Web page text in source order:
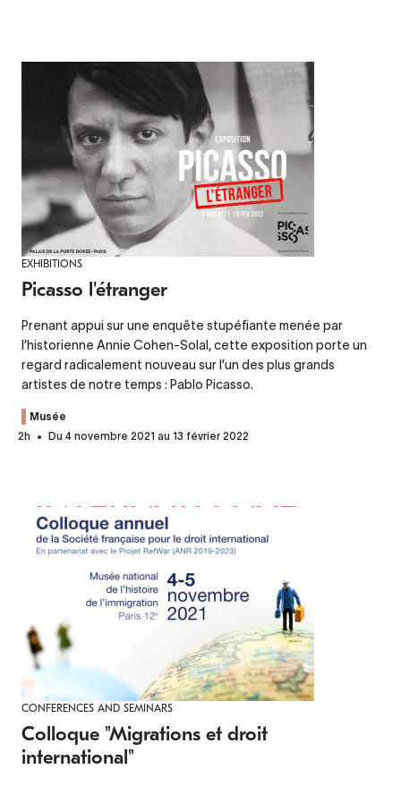
EXHIBITIONS
Picasso l'étranger
Prenant appui sur une enquête stupéfiante menée par
l’historienne Annie Cohen-Solal, cette exposition porte un
regard radicalement nouveau sur l’un des plus grands
artistes de notre temps : Pablo Picasso.
Musée
2h
Du 4 novembre 2021 au 13 février 2022
CONFERENCES AND SEMINARS
Colloque "Migrations et droit
international"